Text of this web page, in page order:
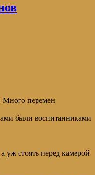
Много перемен
были воспитанниками
уж стоять перед камерой